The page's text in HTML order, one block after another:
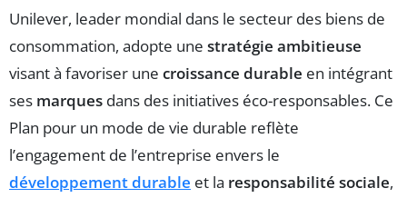
Unilever, leader mondial dans le secteur des biens de
consommation, adopte une stratégie ambitieuse
visant à favoriser une croissance durable en intégrant
ses marques dans des initiatives éco-responsables. Ce
Plan pour un mode de vie durable reflète
l’engagement de l’entreprise envers le
développement durable et la responsabilité sociale,